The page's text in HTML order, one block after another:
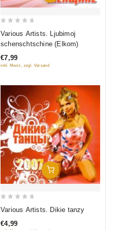
5
Various Artists. Ljubimoj
schenschtschine (Elkom)
€7,99
inkl. Mwst., zzgl. Versand
In Den Warenkorb
of
Various Artists. Dikie tanzy
€4,99